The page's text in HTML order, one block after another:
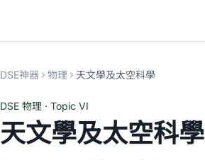
DSE神器 物理 天文學及太空科學
DSE 物理 · Topic VI
天文學及太空科學